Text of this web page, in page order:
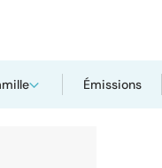
Émissions